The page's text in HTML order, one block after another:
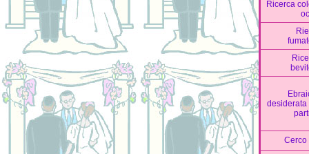
Ricerca
desiderata
Cerco